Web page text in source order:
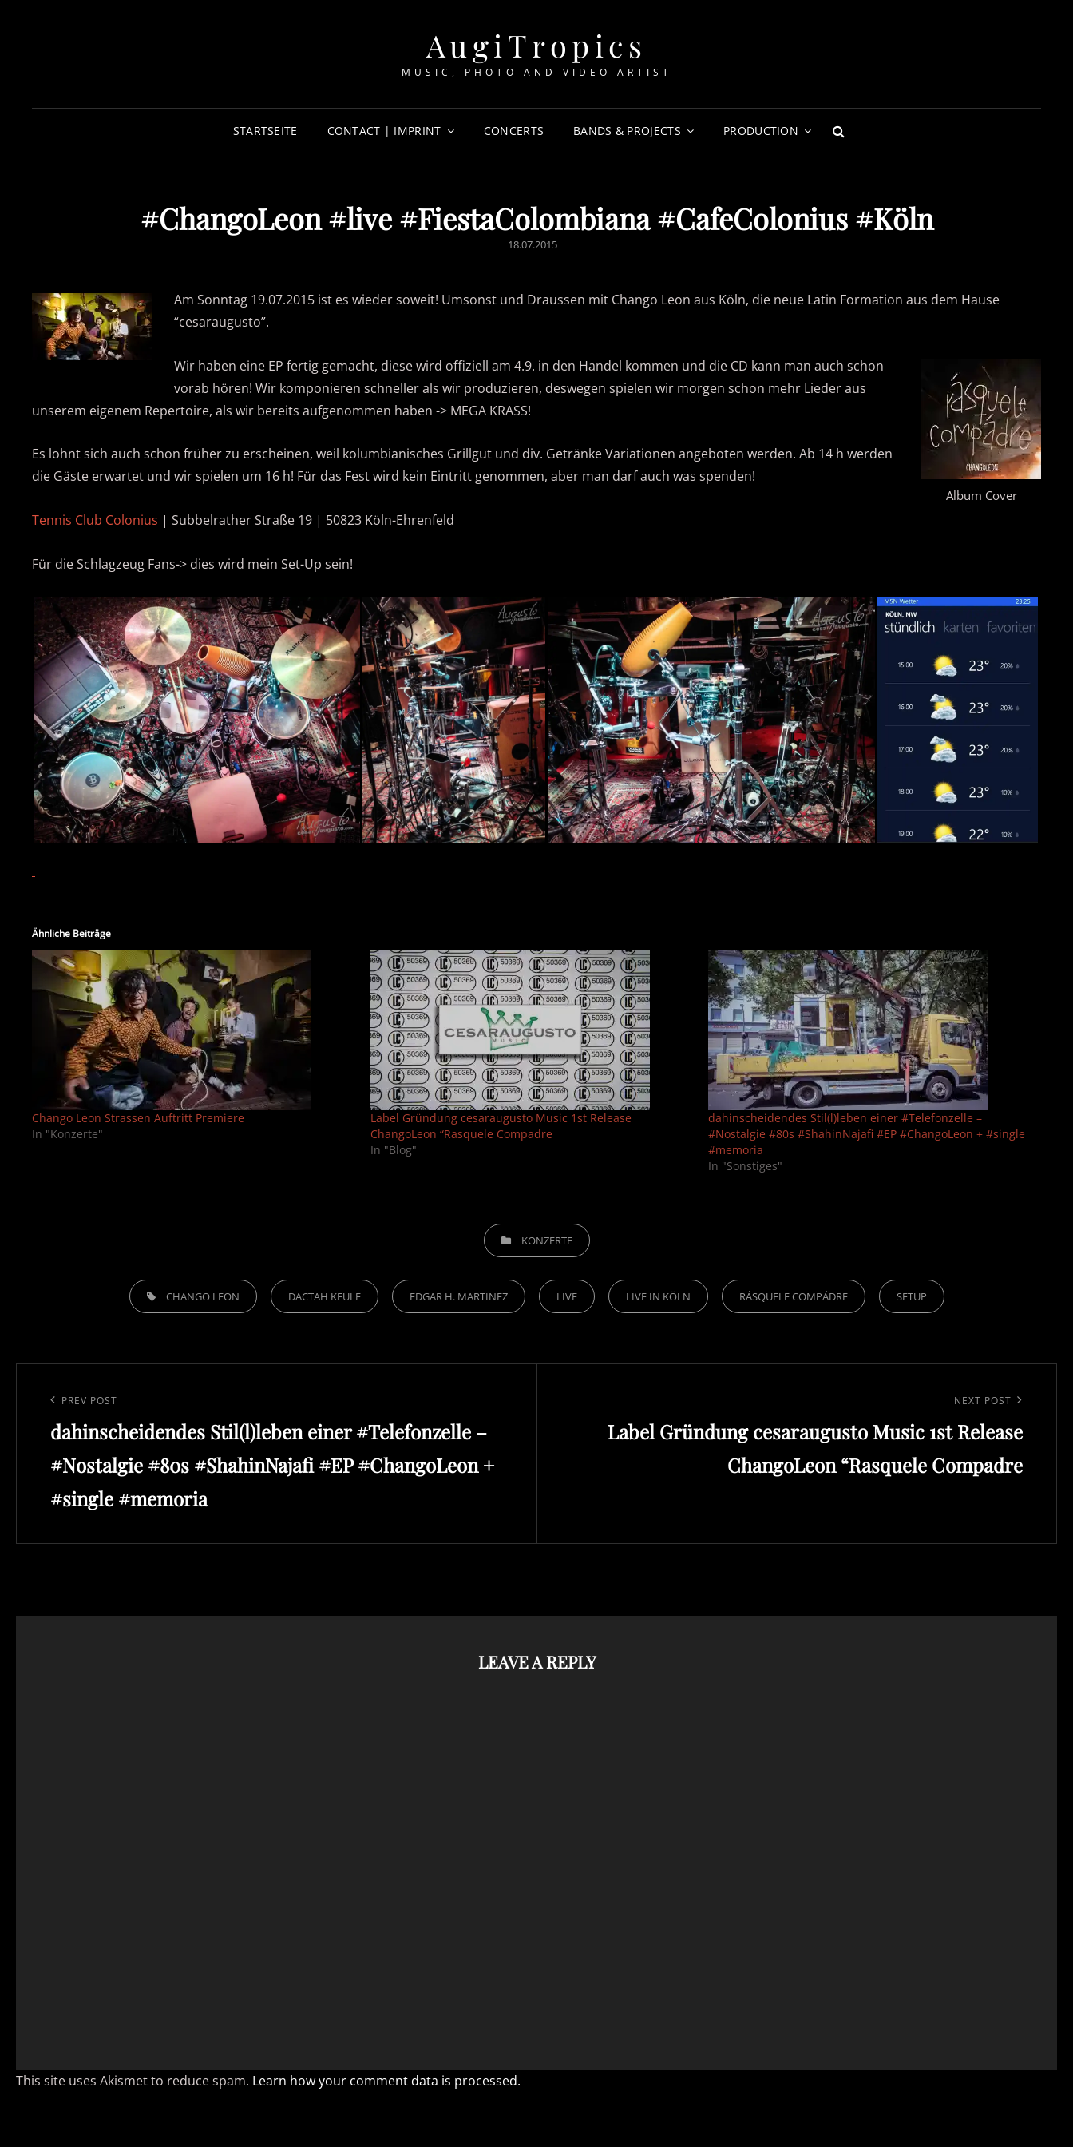
AugiTropics
MUSIC, PHOTO AND VIDEO ARTIST
STARTSEITE CONTACT | IMPRINT CONCERTS BANDS & PROJECTS PRODUCTION
SEARCH
#ChangoLeon #live #FiestaColombiana #CafeColonius #Köln
POSTED
18.07.2015
Am Sonntag 19.07.2015 ist es wieder soweit! Umsonst und Draussen mit Chango Leon aus Köln, die neue Latin Formation aus dem Hause
“cesaraugusto”.
Album Cover
Wir haben eine EP fertig gemacht, diese wird offiziell am 4.9. in den Handel kommen und die CD kann man auch schon
vorab hören! Wir komponieren schneller als wir produzieren, deswegen spielen wir morgen schon mehr Lieder aus
unserem eigenem Repertoire, als wir bereits aufgenommen haben -> MEGA KRASS!
Es lohnt sich auch schon früher zu erscheinen, weil kolumbianisches Grillgut und div. Getränke Variationen angeboten werden. Ab 14 h werden
die Gäste erwartet und wir spielen um 16 h! Für das Fest wird kein Eintritt genommen, aber man darf auch was spenden!
Tennis Club Colonius | Subbelrather Straße 19 | 50823 Köln-Ehrenfeld
Für die Schlagzeug Fans-> dies wird mein Set-Up sein!
Ähnliche Beiträge
Chango Leon Strassen Auftritt Premiere
In "Konzerte"
Label Gründung cesaraugusto Music 1st Release
ChangoLeon “Rasquele Compadre
In "Blog"
dahinscheidendes Stil(l)leben einer #Telefonzelle –
#Nostalgie #80s #ShahinNajafi #EP #ChangoLeon + #single
#memoria
In "Sonstiges"
CATEGORIESKONZERTE
TAGS, CHANGO LEON DACTAH KEULE EDGAR H. MARTINEZ LIVE LIVE IN KÖLN RÁSQUELE COMPÁDRE SETUP
navigation
Previous
Post
PREV POST
dahinscheidendes Stil(l)leben einer #Telefonzelle –
#Nostalgie #80s #ShahinNajafi #EP #ChangoLeon +
#single #memoria
NEXT POST
Label Gründung cesaraugusto Music 1st Release
ChangoLeon “Rasquele Compadre
LEAVE A REPLY
This site uses Akismet to reduce spam. Learn how your comment data is processed.